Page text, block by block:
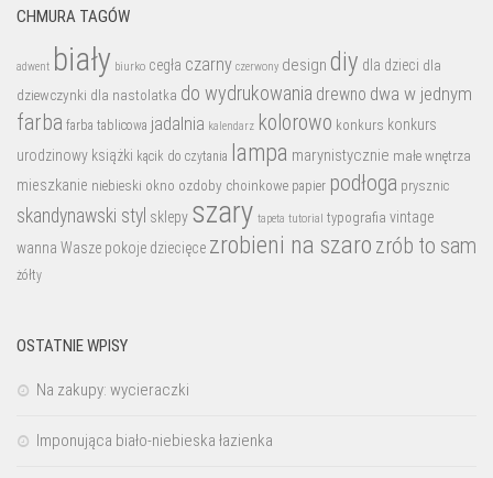
CHMURA TAGÓW
adwent biały biurko cegła czarny czerwony design diy dla dzieci dla
dziewczynki dla nastolatka do wydrukowania drewno dwa w jednym
farba farba tablicowa jadalnia kalendarz kolorowo konkurs konkurs
urodzinowy książki kącik do czytania lampa marynistycznie małe wnętrza
mieszkanie niebieski okno ozdoby choinkowe papier podłoga prysznic
skandynawski styl sklepy szary tapeta tutorial typografia vintage
wanna Wasze pokoje dziecięce zrobieni na szaro zrób to sam
żółty
OSTATNIE WPISY
Na zakupy: wycieraczki
Imponująca biało-niebieska łazienka